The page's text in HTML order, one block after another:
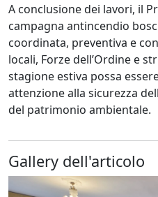
A conclusione dei lavori, il
campagna antincendio
coordinata, preventiva e
locali, Forze dell’Ordine e
stagione estiva possa
attenzione alla sicurezza
del patrimonio ambientale.
Gallery dell'articolo